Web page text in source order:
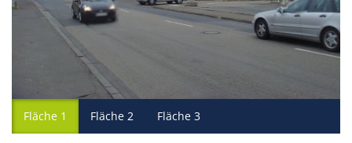
Fläche 1 Fläche 2 Fläche 3